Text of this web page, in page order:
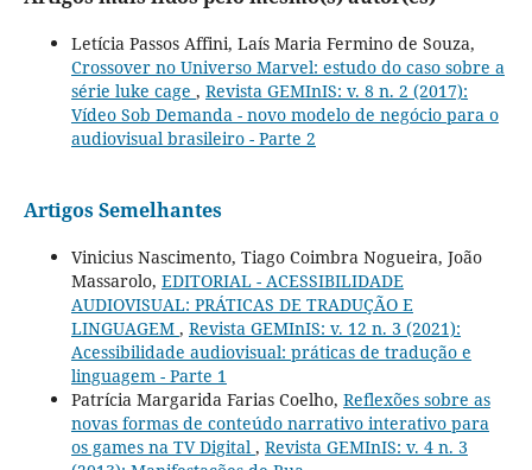
Letícia Passos Affini, Laís Maria Fermino de Souza,
Crossover no Universo Marvel: estudo do caso sobre a
série luke cage , Revista GEMInIS: v. 8 n. 2 (2017):
Vídeo Sob Demanda - novo modelo de negócio para o
audiovisual brasileiro - Parte 2
Artigos Semelhantes
Vinicius Nascimento, Tiago Coimbra Nogueira, João
Massarolo, EDITORIAL - ACESSIBILIDADE
AUDIOVISUAL: PRÁTICAS DE TRADUÇÃO E
LINGUAGEM , Revista GEMInIS: v. 12 n. 3 (2021):
Acessibilidade audiovisual: práticas de tradução e
linguagem - Parte 1
Patrícia Margarida Farias Coelho, Reflexões sobre as
novas formas de conteúdo narrativo interativo para
os games na TV Digital , Revista GEMInIS: v. 4 n. 3